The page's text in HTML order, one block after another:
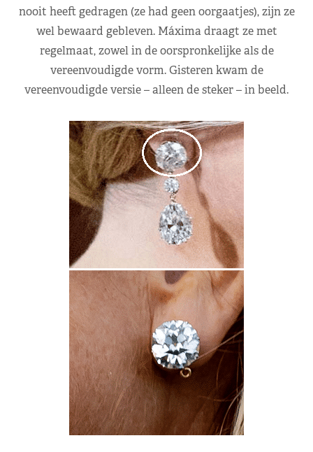
nooit heeft gedragen (ze had geen oorgaatjes), zijn ze
wel bewaard gebleven. Máxima draagt ze met
regelmaat, zowel in de oorspronkelijke als de
vereenvoudigde vorm. Gisteren kwam de
vereenvoudigde versie – alleen de steker – in beeld.